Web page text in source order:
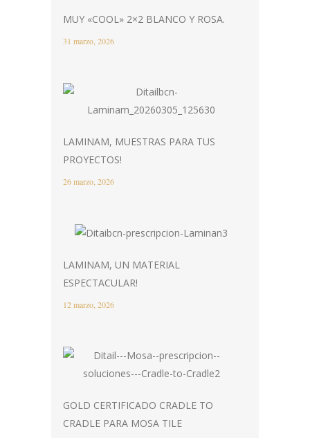
MUY «COOL» 2×2 BLANCO Y ROSA.
31 marzo, 2026
LAMINAM, MUESTRAS PARA TUS
PROYECTOS!
26 marzo, 2026
LAMINAM, UN MATERIAL
ESPECTACULAR!
12 marzo, 2026
GOLD CERTIFICADO CRADLE TO
CRADLE PARA MOSA TILE